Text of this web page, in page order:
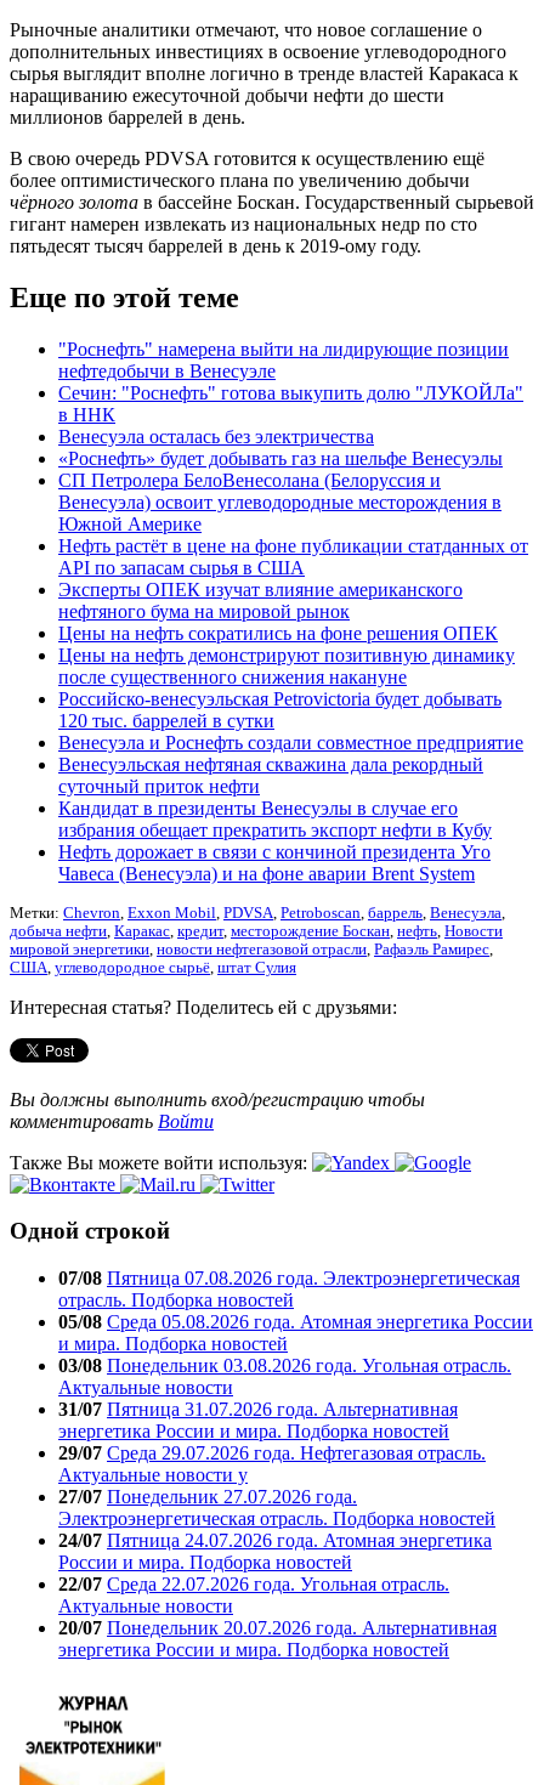
Рыночные аналитики отмечают, что новое соглашение о
дополнительных инвестициях в освоение углеводородного
сырья выглядит вполне логично в тренде властей Каракаса к
наращиванию ежесуточной добычи нефти до шести
миллионов баррелей в день.
В свою очередь PDVSA готовится к осуществлению ещё
более оптимистического плана по увеличению добычи
чёрного золота в бассейне Боскан. Государственный сырьевой
гигант намерен извлекать из национальных недр по сто
пятьдесят тысяч баррелей в день к 2019-ому году.
Еще по этой теме
"Роснефть" намерена выйти на лидирующие позиции
нефтедобычи в Венесуэле
Сечин: "Роснефть" готова выкупить долю "ЛУКОЙЛа"
в ННК
Венесуэла осталась без электричества
«Роснефть» будет добывать газ на шельфе Венесуэлы
СП Петролера БелоВенесолана (Белоруссия и
Венесуэла) освоит углеводородные месторождения в
Южной Америке
Нефть растёт в цене на фоне публикации статданных от
API по запасам сырья в США
Эксперты ОПЕК изучат влияние американского
нефтяного бума на мировой рынок
Цены на нефть сократились на фоне решения ОПЕК
Цены на нефть демонстрируют позитивную динамику
после существенного снижения накануне
Российско-венесуэльская Petrovictoria будет добывать
120 тыс. баррелей в сутки
Венесуэла и Роснефть создали совместное предприятие
Венесуэльская нефтяная скважина дала рекордный
суточный приток нефти
Кандидат в президенты Венесуэлы в случае его
избрания обещает прекратить экспорт нефти в Кубу
Нефть дорожает в связи с кончиной президента Уго
Чавеса (Венесуэла) и на фоне аварии Brent System
Метки: Chevron Exxon Mobil PDVSA Petroboscan баррель Венесуэла
добыча нефти Каракас кредит, месторождение Боскан нефть Новости
мировой энергетики новости нефтегазовой отрасли Рафаэль Рамирес
США углеводородное сырьё штат Сулия
Интересная статья? Поделитесь ей с друзьями:
Вы должны выполнить вход/регистрацию чтобы
комментировать Войти
Также Вы можете войти используя:
Одной строкой
07/08 Пятница 07.08.2026 года. Электроэнергетическая
отрасль. Подборка новостей
05/08 Среда 05.08.2026 года. Атомная энергетика России
и мира. Подборка новостей
03/08 Понедельник 03.08.2026 года. Угольная отрасль.
Актуальные новости
31/07 Пятница 31.07.2026 года. Альтернативная
энергетика России и мира. Подборка новостей
29/07 Среда 29.07.2026 года. Нефтегазовая отрасль.
Актуальные новости у
27/07 Понедельник 27.07.2026 года.
Электроэнергетическая отрасль. Подборка новостей
24/07 Пятница 24.07.2026 года. Атомная энергетика
России и мира. Подборка новостей
22/07 Среда 22.07.2026 года. Угольная отрасль.
Актуальные новости
20/07 Понедельник 20.07.2026 года. Альтернативная
энергетика России и мира. Подборка новостей